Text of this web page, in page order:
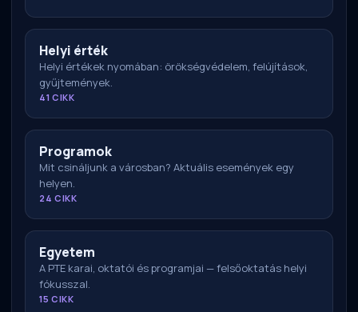
Helyi érték
Helyi értékek nyomában: örökségvédelem, felújítások,
gyűjtemények.
41 CIKK
Programok
Mit csináljunk a városban? Aktuális események egy
helyen.
24 CIKK
Egyetem
A PTE karai, oktatói és programjai — felsőoktatás helyi
fókusszal.
15 CIKK